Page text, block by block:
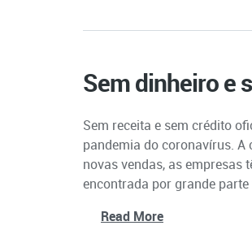
Sem dinheiro e
Sem receita e sem crédito
pandemia do coronavírus.
novas vendas, as empresas
encontrada por grande
Read More